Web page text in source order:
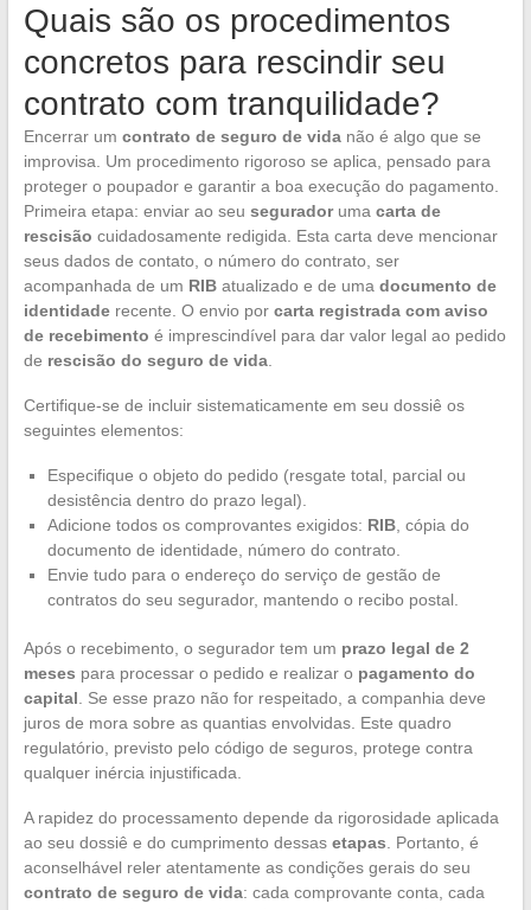
Quais são os procedimentos
concretos para rescindir seu
contrato com tranquilidade?
Encerrar um contrato de seguro de vidanão é algo que se
improvisa. Um procedimento rigoroso se aplica, pensado para
proteger o poupador e garantir a boa execução do pagamento.
Primeira etapa: enviar ao seu seguradoruma carta de
rescisão cuidadosamente redigida. Esta carta deve mencionar
seus dados de contato, o número do contrato, ser
acompanhada de um RIBatualizado e de uma documento de
identidaderecente. O envio por carta registrada com aviso
de recebimento é imprescindível para dar valor legal ao pedido
de rescisão do seguro de vida.
Certifique-se de incluir sistematicamente em seu dossiê os
seguintes elementos:
Especifique o objeto do pedido (resgate total, parcial ou
desistência dentro do prazo legal).
Adicione todos os comprovantes exigidos: RIB, cópia do
documento de identidade, número do contrato.
Envie tudo para o endereço do serviço de gestão de
contratos do seu segurador, mantendo o recibo postal.
Após o recebimento, o segurador tem um prazo legal de 2
meses para processar o pedido e realizar o pagamento do
capital . Se esse prazo não for respeitado, a companhia deve
juros de mora sobre as quantias envolvidas. Este quadro
regulatório, previsto pelo código de seguros, protege contra
qualquer inércia injustificada.
A rapidez do processamento depende da rigorosidade aplicada
ao seu dossiê e do cumprimento dessas etapas . Portanto, é
aconselhável reler atentamente as condições gerais do seu
contrato de seguro de vida: cada comprovante conta, cada